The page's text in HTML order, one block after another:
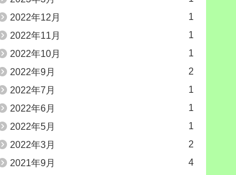
2022年12月
1
2022年11月
1
2022年10月
1
2022年9月
2
2022年7月
1
2022年6月
1
2022年5月
1
2022年3月
2
2021年9月
4